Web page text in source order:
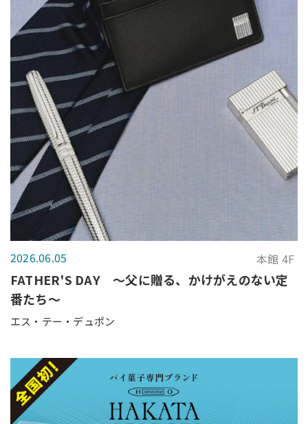
2026.06.05 本館 4F
FATHER'S DAY ～父に贈る、かけがえのない定
番たち～
エス・テー・デュポン